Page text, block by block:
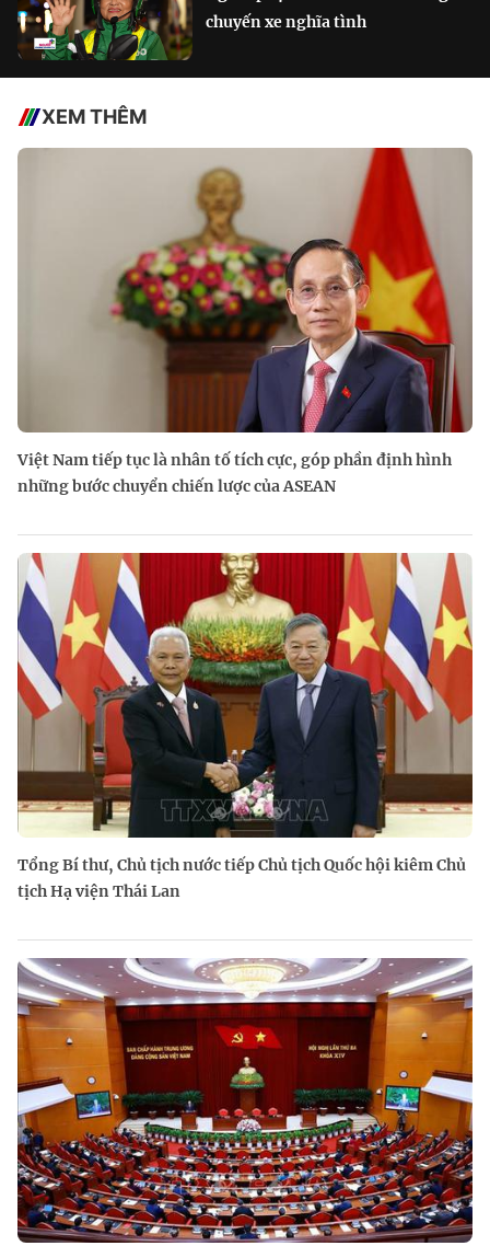
chuyến xe nghĩa tình
XEM THÊM
Việt Nam tiếp tục là nhân tố tích cực, góp phần định hình
những bước chuyển chiến lược của ASEAN
Tổng Bí thư, Chủ tịch nước tiếp Chủ tịch Quốc hội kiêm Chủ
tịch Hạ viện Thái Lan